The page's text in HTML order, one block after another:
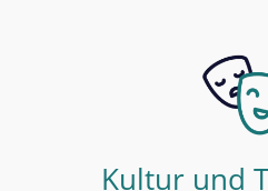
Kultur und